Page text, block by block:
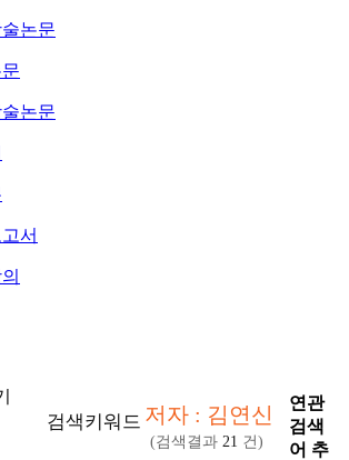
논문
논문
서
검색키워드 저자 : 김연신
(검색결과 21 건)
연관
검색
어 추